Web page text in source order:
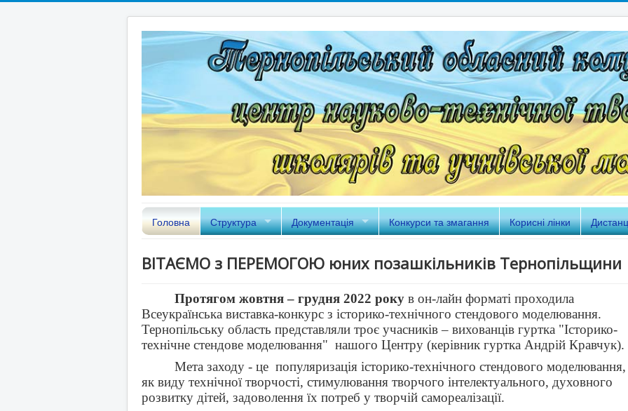
Головна Структура Документація Конкурси та змагання Корисні лінки
ВІТАЄМО з ПЕРЕМОГОЮ юних позашкільників Тернопільщини
Протягом жовтня – грудня 2022 року в он-лайн форматі проходила
Всеукраїнська виставка-конкурс з історико-технічного стендового моделювання.
Тернопільську область представляли троє учасників – вихованців гуртка "Історико-
технічне стендове моделювання" нашого Центру (керівник гуртка Андрій Кравчук).
Мета заходу - це популяризація історико-технічного стендового моделювання,
як виду технічної творчості, стимулювання творчого інтелектуального, духовного
розвитку дітей, задоволення їх потреб у творчій самореалізації.